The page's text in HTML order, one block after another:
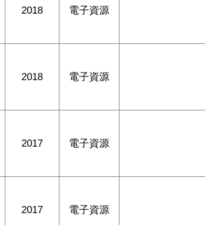
2018 電子資源
2018 電子資源
2017 電子資源
2017 電子資源